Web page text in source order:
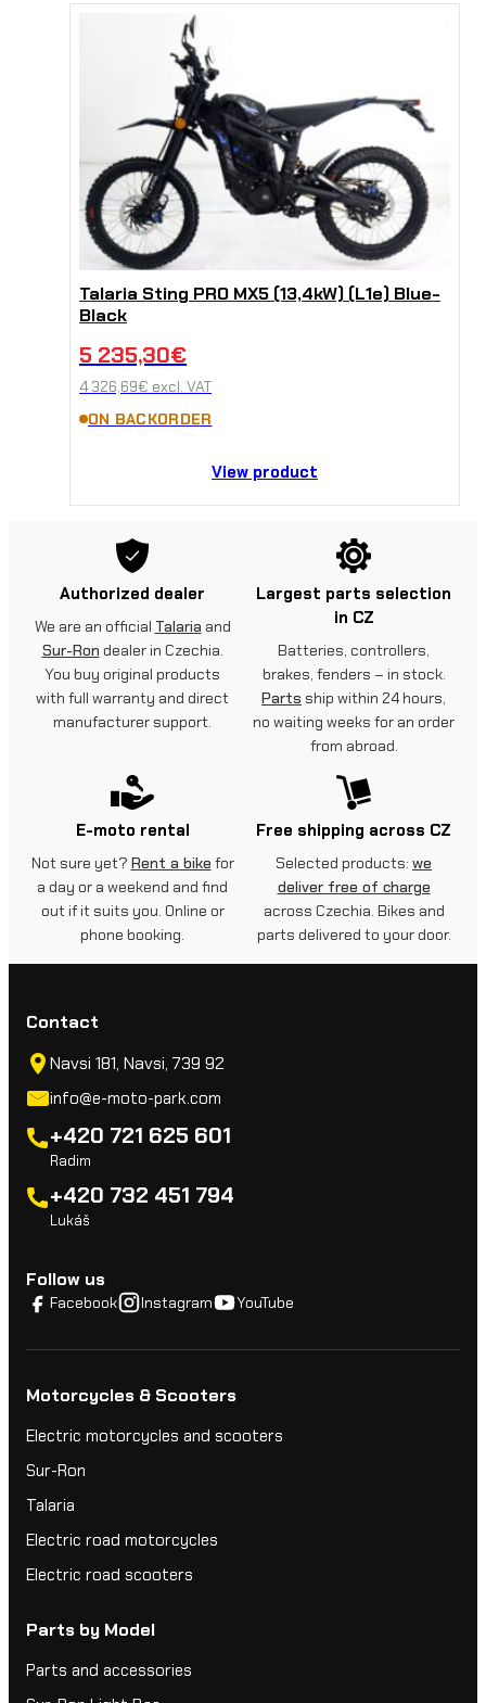
Talaria Sting PRO MX5 (13,4kW) (L1e) Blue-
Black
5 235,30€
4 326,69€ excl. VAT
ON BACKORDER
View product
Authorized dealer
We are an official Talaria and
Sur-Ron dealer in Czechia.
You buy original products
with full warranty and direct
manufacturer support.
Largest parts selection
in CZ
Batteries, controllers,
brakes, fenders – in stock.
Parts ship within 24 hours,
no waiting weeks for an order
from abroad.
E-moto rental
Not sure yet? Rent a bike for
a day or a weekend and find
out if it suits you. Online or
phone booking.
Free shipping across CZ
Selected products: we
deliver free of charge
across Czechia. Bikes and
parts delivered to your door.
Contact
Navsi 181, Navsi, 739 92
info@e-moto-park.com
+420 721 625 601
Radim
+420 732 451 794
Lukáš
Follow us
Facebook Instagram YouTube
Motorcycles & Scooters
Electric motorcycles and scooters
Sur-Ron
Talaria
Electric road motorcycles
Electric road scooters
Parts by Model
Parts and accessories